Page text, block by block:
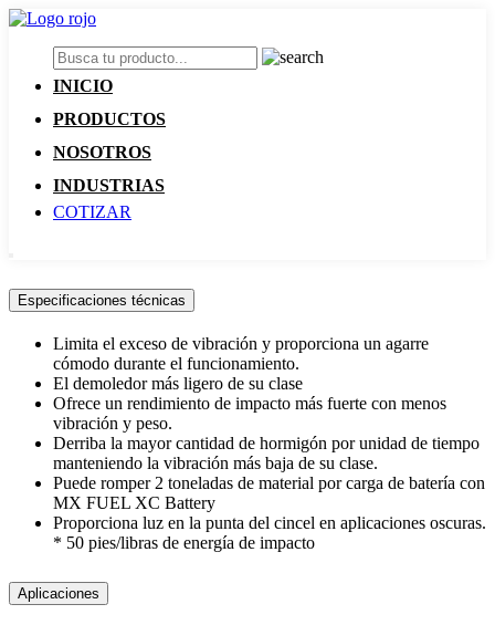
INICIO
PRODUCTOS
NOSOTROS
INDUSTRIAS
COTIZAR
Especificaciones técnicas
Limita el exceso de vibración y proporciona un agarre
cómodo durante el funcionamiento.
El demoledor más ligero de su clase
Ofrece un rendimiento de impacto más fuerte con menos
vibración y peso.
Derriba la mayor cantidad de hormigón por unidad de tiempo
manteniendo la vibración más baja de su clase.
Puede romper 2 toneladas de material por carga de batería con
MX FUEL XC Battery
Proporciona luz en la punta del cincel en aplicaciones oscuras.
* 50 pies/libras de energía de impacto
Aplicaciones